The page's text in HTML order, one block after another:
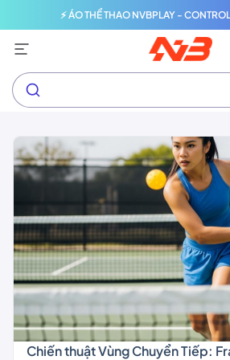
⚡ ÁO THỂ THAO NVBPLAY -
Chiến thuật Vùng Chuyển Tiếp: